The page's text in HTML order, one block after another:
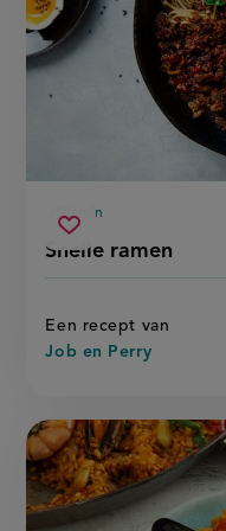
Snelle ramen
voorbereidingstijd
30 min
Een recept van
Job en Perry
Sla
snelle
ramen